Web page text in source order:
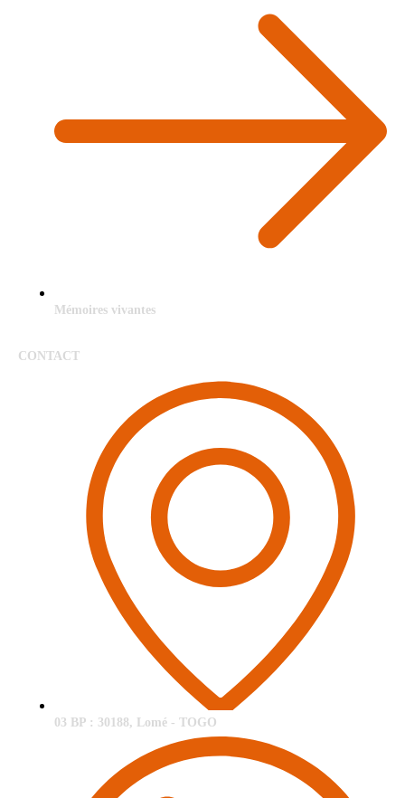
Mémoires vivantes
CONTACT
03 BP : 30188, Lomé - TOGO